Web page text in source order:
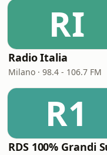
RI
Radio Italia
Milano · 98.4 - 106.7 FM
R1